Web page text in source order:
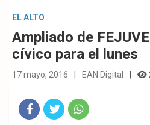
EL ALTO
Ampliado de
cívico para el lunes
17 mayo, 2016 EAN Digital